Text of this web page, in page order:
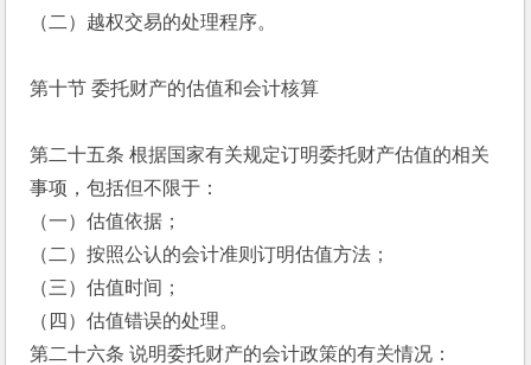
（二）越权交易的处理程序。
第十节 委托财产的估值和会计核算
第二十五条 根据国家有关规定订明委托财产估值的相关
事项，包括但不限于：
（一）估值依据；
（二）按照公认的会计准则订明估值方法；
（三）估值时间；
（四）估值错误的处理。
第二十六条 说明委托财产的会计政策的有关情况：